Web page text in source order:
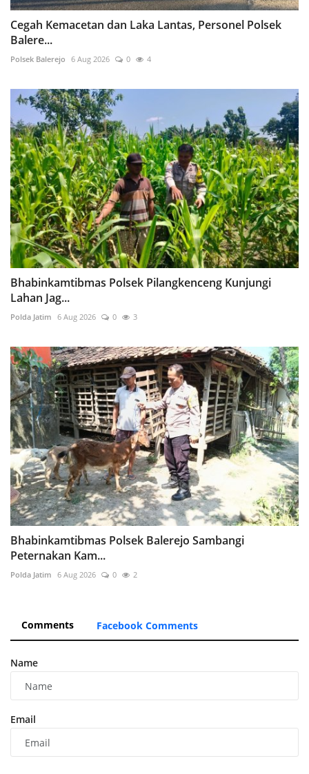
Cegah Kemacetan dan Laka Lantas, Personel Polsek
Balere...
Polsek Balerejo 6 Aug 2026 0 4
Bhabinkamtibmas Polsek Pilangkenceng Kunjungi
Lahan Jag...
Polda Jatim 6 Aug 2026 0 3
Bhabinkamtibmas Polsek Balerejo Sambangi
Peternakan Kam...
Polda Jatim 6 Aug 2026 0 2
Comments Facebook Comments
Name
Email